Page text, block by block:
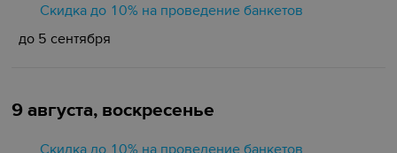
Скидка до 10% на проведение банкетов
до 5 сентября
9 августа, воскресенье
Скидка до 10% на проведение банкетов